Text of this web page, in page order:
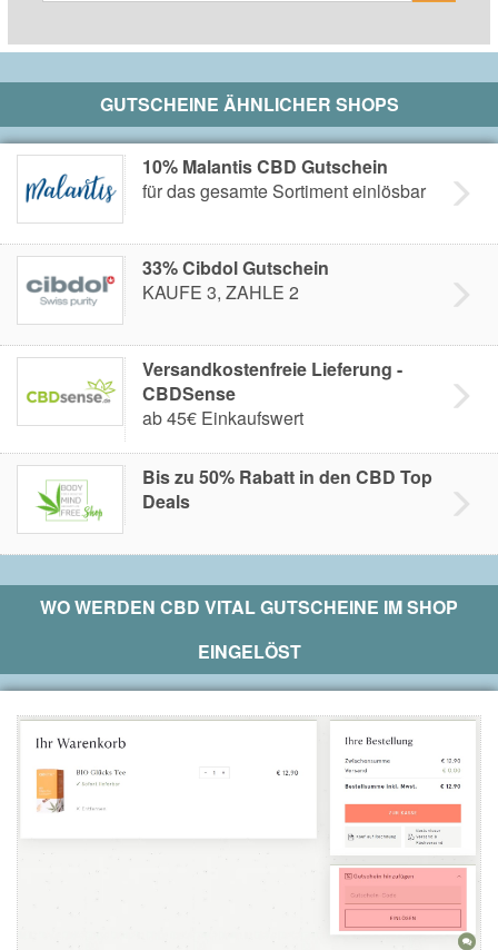
GUTSCHEINE ÄHNLICHER SHOPS
10% Malantis CBD Gutschein
für das gesamte Sortiment einlösbar
33% Cibdol Gutschein
KAUFE 3, ZAHLE 2
Versandkostenfreie Lieferung -
CBDSense
ab 45€ Einkaufswert
Bis zu 50% Rabatt in den CBD Top
Deals
WO WERDEN CBD VITALGUTSCHEINE IM SHOP
EINGELÖST